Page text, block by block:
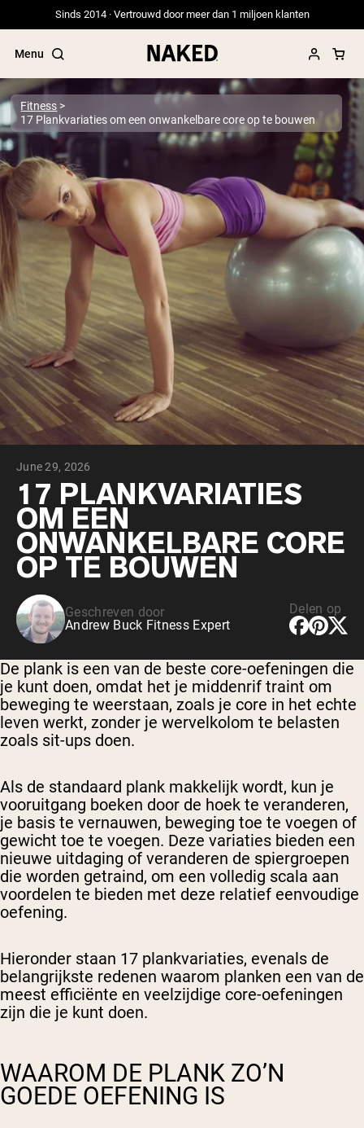
Sinds 2014 · Vertrouwd door meer dan 1 miljoen klanten
Menu
Populaire Zoektermen
”Protein Powder“
”Overnight Oats“
”Vegan protein“
”Collagen“
”Micellar Casein“
PROTEIN POWDERSBest Seller
Erwteneiwit
Grasgevoerd Wei Eiwit Poeder
Collageenpeptiden
Chocolade Grasgevoerde Wei
Vanille grasgevoerde wei
Weidegevoerde wei
Shop All Protein Powders
VEGAN PROTEIN
Erwteneiwit
Shop All Vegan Protein
Fitness
17 Plankvariaties om een onwankelbare core op te bouwen
June 29, 2026
17 PLANKVARIATIES
OM EEN
ONWANKELBARE CORE
OP TE BOUWEN
Geschreven door
Andrew Buck Fitness Expert
Delen op
De plank is een van de beste core-oefeningen die
je kunt doen, omdat het je middenrif traint om
beweging te weerstaan, zoals je core in het echte
leven werkt, zonder je wervelkolom te belasten
zoals sit-ups doen.
Als de standaard plank makkelijk wordt, kun je
vooruitgang boeken door de hoek te veranderen,
je basis te vernauwen, beweging toe te voegen of
gewicht toe te voegen. Deze variaties bieden een
nieuwe uitdaging of veranderen de spiergroepen
die worden getraind, om een volledig scala aan
voordelen te bieden met deze relatief eenvoudige
oefening.
Hieronder staan 17 plankvariaties, evenals de
belangrijkste redenen waarom planken een van de
meest efficiënte en veelzijdige core-oefeningen
zijn die je kunt doen.
WAAROM DE PLANK ZO’N
GOEDE OEFENING IS